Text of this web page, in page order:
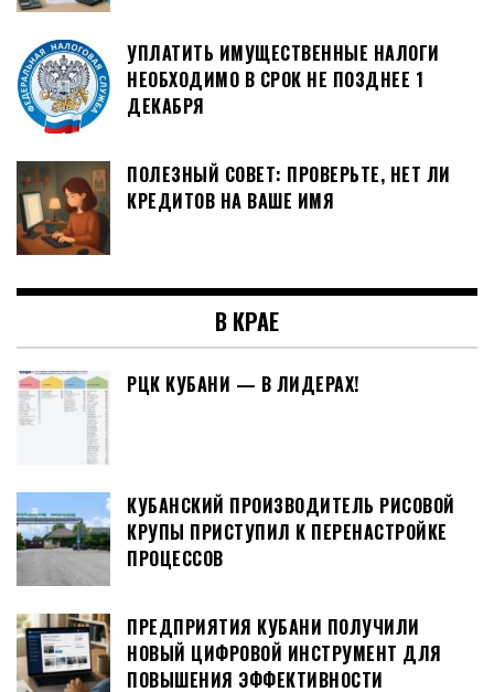
УПЛАТИТЬ ИМУЩЕСТВЕННЫЕ НАЛОГИ
НЕОБХОДИМО В СРОК НЕ ПОЗДНЕЕ 1
ДЕКАБРЯ
ПОЛЕЗНЫЙ СОВЕТ: ПРОВЕРЬТЕ, НЕТ ЛИ
КРЕДИТОВ НА ВАШЕ ИМЯ
В КРАЕ
РЦК КУБАНИ — В ЛИДЕРАХ!
КУБАНСКИЙ ПРОИЗВОДИТЕЛЬ РИСОВОЙ
КРУПЫ ПРИСТУПИЛ К ПЕРЕНАСТРОЙКЕ
ПРОЦЕССОВ
ПРЕДПРИЯТИЯ КУБАНИ ПОЛУЧИЛИ
НОВЫЙ ЦИФРОВОЙ ИНСТРУМЕНТ ДЛЯ
ПОВЫШЕНИЯ ЭФФЕКТИВНОСТИ